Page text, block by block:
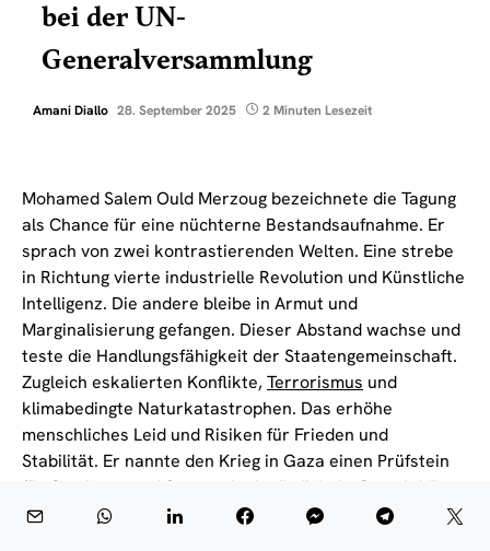
bei der UN-
Generalversammlung
Amani Diallo 28. September 2025 2 Minuten Lesezeit
Mohamed Salem Ould Merzoug bezeichnete die Tagung
als Chance für eine nüchterne Bestandsaufnahme. Er
sprach von zwei kontrastierenden Welten. Eine strebe
in Richtung vierte industrielle Revolution und Künstliche
Intelligenz. Die andere bleibe in Armut und
Marginalisierung gefangen. Dieser Abstand wachse und
teste die Handlungsfähigkeit der Staatengemeinschaft.
Zugleich eskalierten Konflikte,Terrorismus und
klimabedingte Naturkatastrophen. Das erhöhe
menschliches Leid und Risiken für Frieden und
Stabilität. Er nannte den Krieg in Gaza einen Prüfstein
für Gewissen und Systemglaubwürdigkeit. Gewalt könne
keinen dauerhaften Frieden schaffen. Er begrüßte